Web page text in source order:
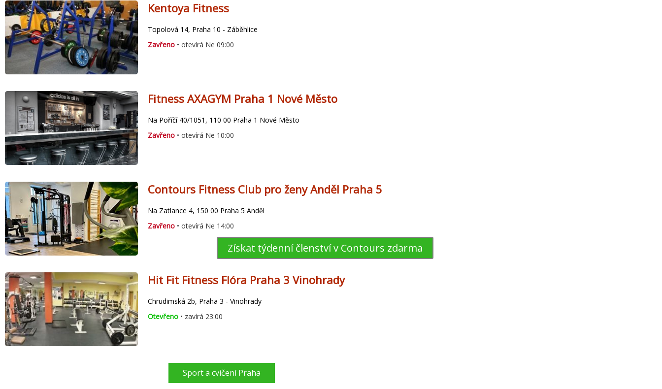
Kentoya Fitness
Topolová 14, Praha 10 - Záběhlice
Zavřeno • otevírá Ne 09:00
Fitness AXAGYM Praha 1 Nové Město
Na Poříčí 40/1051, 110 00 Praha 1 Nové Město
Zavřeno • otevírá Ne 10:00
Contours Fitness Club pro ženy Anděl Praha 5
Na Zatlance 4, 150 00 Praha 5 Anděl
Zavřeno • otevírá Ne 14:00
Získat týdenní členství v Contours zdarma
Hit Fit Fitness Flóra Praha 3 Vinohrady
Chrudimská 2b, Praha 3 - Vinohrady
Otevřeno • zavírá 23:00
Sport a cvičení Praha